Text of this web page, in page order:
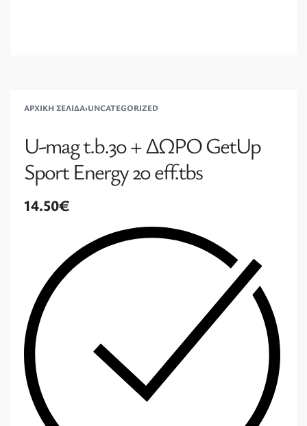
ΑΡΧΙΚΉ ΣΕΛΊΔΑ›UNCATEGORIZED
U-mag t.b.30 + ΔΩΡΟ GetUp
Sport Energy 20 eff.tbs
14.50€